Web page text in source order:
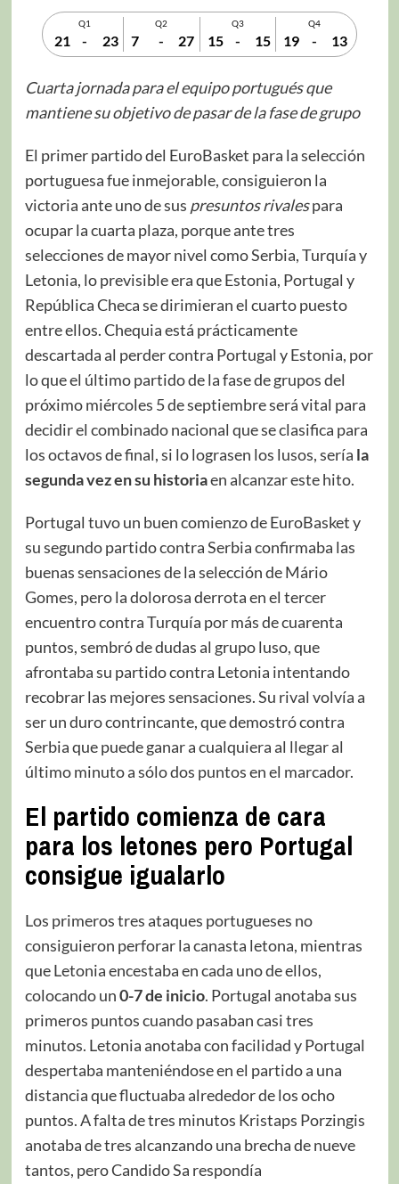
Q1
21 - 23
Q2
7 - 27
Q3
15 - 15
Q4
19 - 13
Cuarta jornada para el equipo portugués que
mantiene su objetivo de pasar de la fase de grupo
El primer partido del EuroBasket para la selección
portuguesa fue inmejorable, consiguieron la
victoria ante uno de sus presuntos rivalespara
ocupar la cuarta plaza, porque ante tres
selecciones de mayor nivel como Serbia, Turquía y
Letonia, lo previsible era que Estonia, Portugal y
República Checa se dirimieran el cuarto puesto
entre ellos. Chequia está prácticamente
descartada al perder contra Portugal y Estonia, por
lo que el último partido de la fase de grupos del
próximo miércoles 5 de septiembre será vital para
decidir el combinado nacional que se clasifica para
los octavos de final, si lo lograsen los lusos, sería la
segunda vez en su historiaen alcanzar este hito.
Portugal tuvo un buen comienzo de EuroBasket y
su segundo partido contra Serbia confirmaba las
buenas sensaciones de la selección de Mário
Gomes, pero la dolorosa derrota en el tercer
encuentro contra Turquía por más de cuarenta
puntos, sembró de dudas al grupo luso, que
afrontaba su partido contra Letonia intentando
recobrar las mejores sensaciones. Su rival volvía a
ser un duro contrincante, que demostró contra
Serbia que puede ganar a cualquiera al llegar al
último minuto a sólo dos puntos en el marcador.
El partido comienza de cara
para los letones pero Portugal
consigue igualarlo
Los primeros tres ataques portugueses no
consiguieron perforar la canasta letona, mientras
que Letonia encestaba en cada uno de ellos,
colocando un0-7 de inicio. Portugal anotaba sus
primeros puntos cuando pasaban casi tres
minutos. Letonia anotaba con facilidad y Portugal
despertaba manteniéndose en el partido a una
distancia que fluctuaba alrededor de los ocho
puntos. A falta de tres minutos Kristaps Porzingis
anotaba de tres alcanzando una brecha de nueve
tantos, pero Candido Sa respondía